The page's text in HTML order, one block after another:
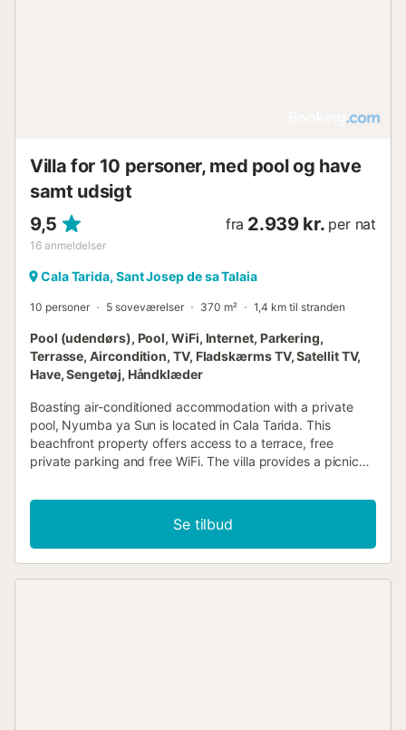
Villa for 10 personer, med pool og have
samt udsigt
9,5
16 anmeldelser
fra 2.939 kr. per nat
Cala Tarida, Sant Josep de sa Talaia
10 personer 5 soveværelser 370 m² 1,4 km til stranden
Pool (udendørs), Pool, WiFi, Internet, Parkering,
Terrasse, Aircondition, TV, Fladskærms TV, Satellit TV,
Have, Sengetøj, Håndklæder
Boasting air-conditioned accommodation with a private
pool, Nyumba ya Sun is located in Cala Tarida. This
beachfront property offers access to a terrace, free
private parking and free WiFi. The villa provides a picnic
Se tilbud